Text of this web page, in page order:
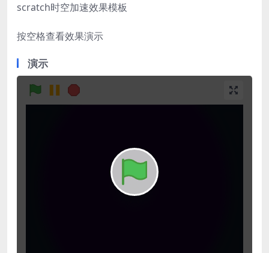
scratch时空加速效果模板
按空格查看效果演示
演示